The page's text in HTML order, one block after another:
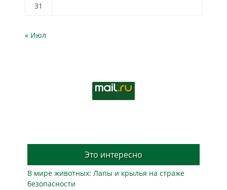
31
« Июл
Это интересно
В мире животных: Лапы и крылья на страже
безопасности